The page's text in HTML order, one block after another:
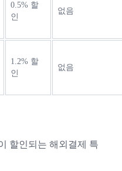
0.5% 할
인
없음
1.2% 할
인
없음
할인되는 해외결제 특